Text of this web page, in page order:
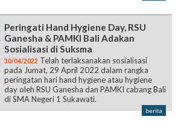
Peringati Hand Hygiene Day, RSU
Ganesha & PAMKI Bali Adakan
Sosialisasi di Suksma
30/04/2022 Telah terlaksanakan sosialisasi
pada Jumat, 29 April 2022 dalam rangka
peringatan hari hand hygiene atau hygiene
day oleh RSU Ganesha dan PAMKI cabang Bali
di SMA Negeri 1 Sukawati.
berita